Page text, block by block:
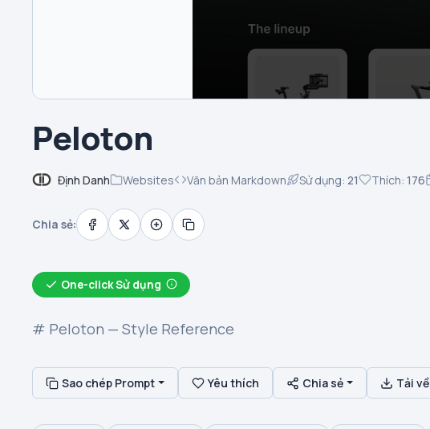
Peloton
Định Danh Websites Văn bản Markdown Sử dụng: 21 Thích: 176
Chia sẻ:
One-click Sử dụng
# Peloton — Style Reference
Sao chép Prompt Yêu thích Chia sẻ Tải về